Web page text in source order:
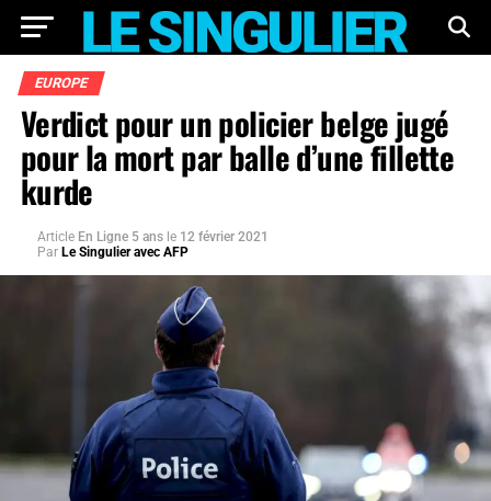
EUROPE
Verdict pour un policier belge jugé
pour la mort par balle d’une fillette
kurde
Article En Ligne 5 ans le 12 février 2021
Par Le Singulier avec AFP